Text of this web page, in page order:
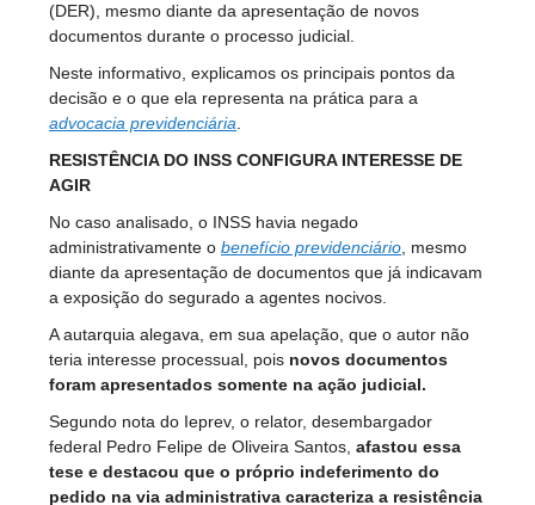
(DER), mesmo diante da apresentação de novos
documentos durante o processo judicial.
Neste informativo, explicamos os principais pontos da
decisão e o que ela representa na prática para a
advocacia previdenciária.
RESISTÊNCIA DO INSS CONFIGURA INTERESSE DE
AGIR
No caso analisado, o INSS havia negado
administrativamente o benefício previdenciário, mesmo
diante da apresentação de documentos que já indicavam
a exposição do segurado a agentes nocivos.
A autarquia alegava, em sua apelação, que o autor não
teria interesse processual, pois novos documentos
foram apresentados somente na ação judicial.
Segundo nota do Ieprev, o relator, desembargador
federal Pedro Felipe de Oliveira Santos, afastou essa
tese e destacou que o próprio indeferimento do
pedido na via administrativa caracteriza a resistência